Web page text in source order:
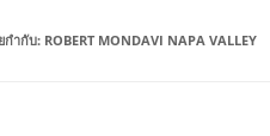
กำกับ: ROBERT MONDAVI NAPA VALLEY